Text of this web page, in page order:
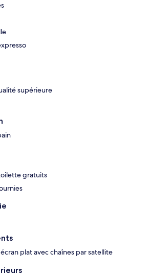
supérieure
gratuits
plat avec chaînes par satellite